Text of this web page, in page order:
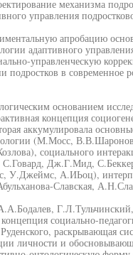
механизма
управления
апробацию
адаптивного
управленческую
подростков в современное
основанием
концепция
аккумулировала
(М.Мосс,
социального
Дж.Г.Мид,
У.Джеймс, А.ИЬоц),
Славская,
социально-
раскрывающая
личности и